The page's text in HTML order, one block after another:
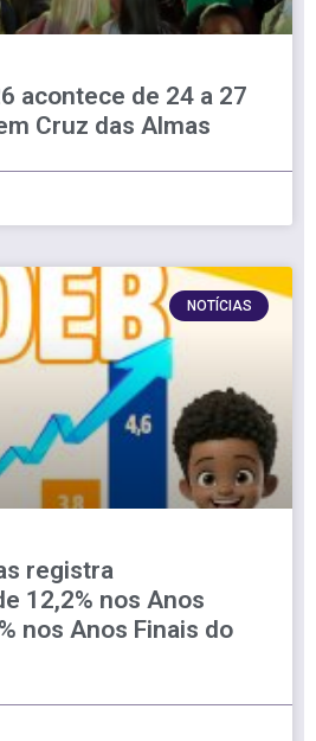
acontece de 24 a 27
Cruz das Almas
NOTÍCIAS
registra
12,2% nos Anos
nos Anos Finais do